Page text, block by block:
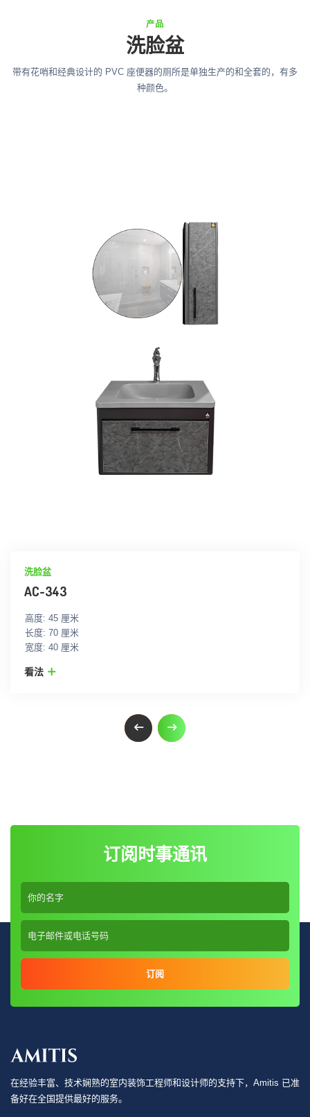
产品
洗脸盆
带有花哨和经典设计的 PVC 座便器的厕所是单独生产的和全套的，有多
种颜色。
洗脸盆
AC-343
高度: 45 厘米
长度: 70 厘米
宽度: 40 厘米
看法
订阅时事通讯
订阅
在经验丰富、技术娴熟的室内装饰工程师和设计师的支持下，Amitis 已准
备好在全国提供最好的服务。